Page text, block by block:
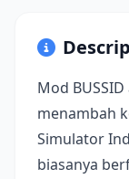
Mod
menambah
Simulator
biasanya